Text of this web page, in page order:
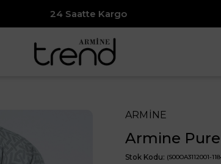
7500₺
ARMİNE
Armine Pure
Stok Kodu (S00OA3112001-